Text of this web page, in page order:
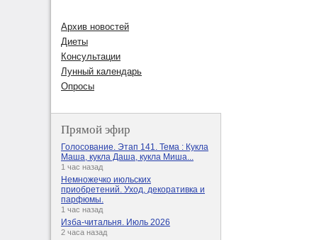
Архив новостей
Диеты
Консультации
Лунный календарь
Опросы
Прямой эфир
Голосование. Этап 141. Тема : Кукла
Маша, кукла Даша, кукла Миша...
1 час назад
Немножечко июльских
приобретений. Уход, декоративка и
парфюмы.
1 час назад
Изба-читальня. Июль 2026
2 часа назад